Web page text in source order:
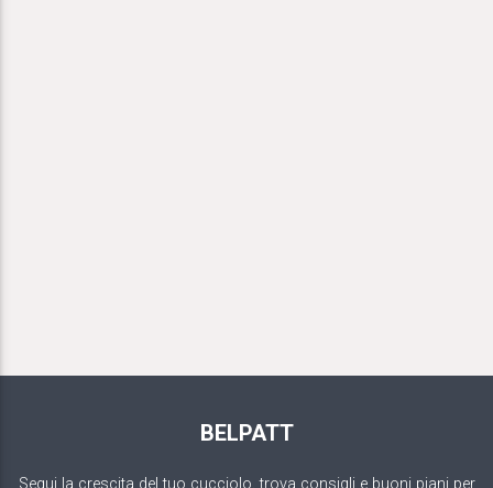
BELPATT
Segui la crescita del tuo cucciolo, trova consigli e buoni piani per